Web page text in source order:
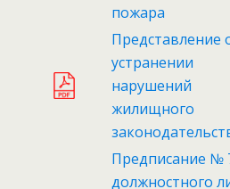
пожара
Представление
устранении
нарушений
жилищного
Предписание №
должностного